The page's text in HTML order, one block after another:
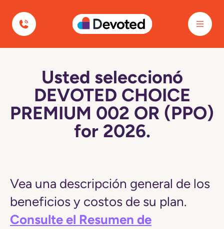
Devoted Health
Usted seleccionó
DEVOTED CHOICE
PREMIUM 002 OR (PPO)
for 2026.
Vea una descripción general de los
beneficios y costos de su plan.
Consulte el Resumen de